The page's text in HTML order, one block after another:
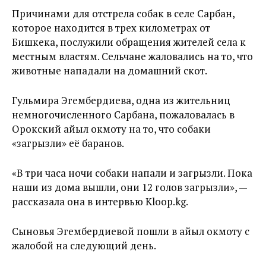
Причинами для отстрела собак в селе Сарбан,
которое находится в трех километрах от
Бишкека, послужили обращения жителей села к
местным властям. Сельчане жаловались на то, что
животные нападали на домашний скот.
Гульмира Эгембердиева, одна из жительниц
немногочисленного Сарбана, пожаловалась в
Орокский айыл окмоту на то, что собаки
«загрызли» её баранов.
«В три часа ночи собаки напали и загрызли. Пока
наши из дома вышли, они 12 голов загрызли», —
рассказала она в интервью Kloop.kg.
Сыновья Эгембердиевой пошли в айыл окмоту с
жалобой на следующий день.